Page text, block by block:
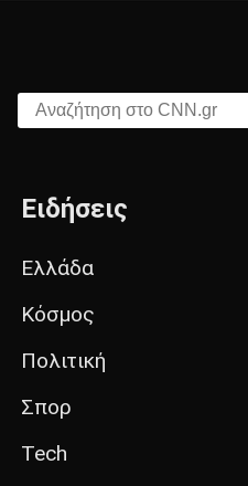
Αναζήτηση στο CNN.gr
Ειδήσεις
Ελλάδα
Κόσμος
Πολιτική
Σπορ
Tech